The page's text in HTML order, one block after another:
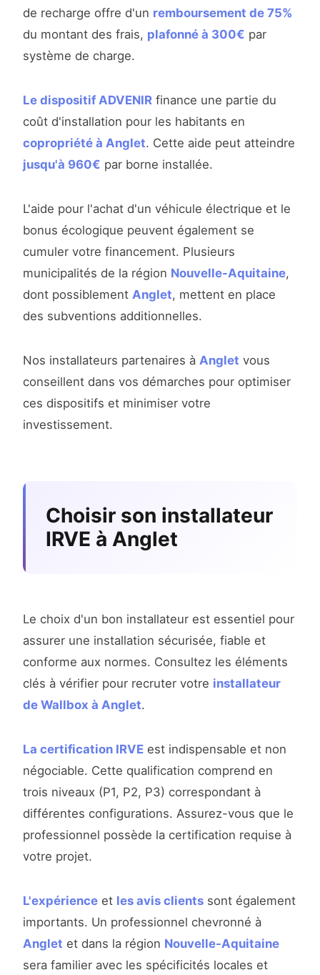
de recharge offre d'un remboursement de 75%
du montant des frais, plafonné à 300€ par
système de charge.
Le dispositif ADVENIR finance une partie du
coût d'installation pour les habitants en
copropriété à Anglet. Cette aide peut atteindre
jusqu'à 960€ par borne installée.
L'aide pour l'achat d'un véhicule électrique et le
bonus écologique peuvent également se
cumuler votre financement. Plusieurs
municipalités de la région Nouvelle-Aquitaine,
dont possiblement Anglet, mettent en place
des subventions additionnelles.
Nos installateurs partenaires à Anglet vous
conseillent dans vos démarches pour optimiser
ces dispositifs et minimiser votre
investissement.
Choisir son installateur
IRVE à Anglet
Le choix d'un bon installateur est essentiel pour
assurer une installation sécurisée, fiable et
conforme aux normes. Consultez les éléments
clés à vérifier pour recruter votre installateur
de Wallbox à Anglet.
La certification IRVE est indispensable et non
négociable. Cette qualification comprend en
trois niveaux (P1, P2, P3) correspondant à
différentes configurations. Assurez-vous que le
professionnel possède la certification requise à
votre projet.
L'expérience et les avis clients sont également
importants. Un professionnel chevronné à
Anglet et dans la région Nouvelle-Aquitaine
sera familier avec les spécificités locales et